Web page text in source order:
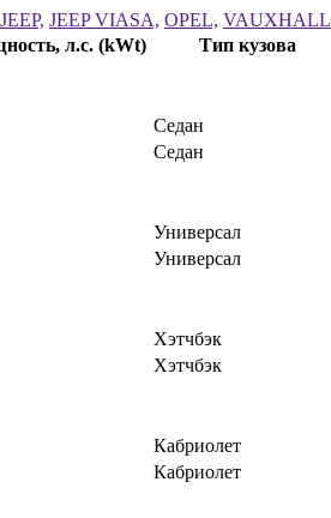
JEEP, JEEP VIASA, OPEL, VAUXHALL
л.с. (kWt) Тип кузова
Седан
Седан
Универсал
Универсал
Хэтчбэк
Хэтчбэк
Кабриолет
Кабриолет